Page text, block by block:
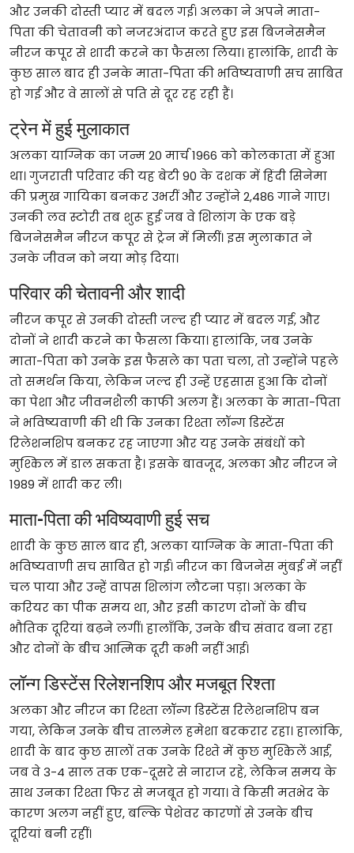
और उनकी दोस्ती प्यार में बदल गई। अलका ने अपने माता-
पिता की चेतावनी को नजरअंदाज करते हुए इस बिजनेसमैन
नीरज कपूर से शादी करने का फैसला लिया। हालांकि, शादी के
कुछ साल बाद ही उनके माता-पिता की भविष्यवाणी सच साबित
हो गई और वे सालों से पति से दूर रह रही हैं।
ट्रेन में हुई मुलाकात
अलका याग्निक का जन्म 20 मार्च 1966 को कोलकाता में हुआ
था। गुजराती परिवार की यह बेटी 90 के दशक में हिंदी सिनेमा
की प्रमुख गायिका बनकर उभरीं और उन्होंने 2,486 गाने गाए।
उनकी लव स्टोरी तब शुरू हुई जब वे शिलांग के एक बड़े
बिजनेसमैन नीरज कपूर से ट्रेन में मिलीं। इस मुलाकात ने
उनके जीवन को नया मोड़ दिया।
परिवार की चेतावनी और शादी
नीरज कपूर से उनकी दोस्ती जल्द ही प्यार में बदल गई, और
दोनों ने शादी करने का फैसला किया। हालांकि, जब उनके
माता-पिता को उनके इस फैसले का पता चला, तो उन्होंने पहले
तो समर्थन किया, लेकिन जल्द ही उन्हें एहसास हुआ कि दोनों
का पेशा और जीवनशैली काफी अलग हैं। अलका के माता-पिता
ने भविष्यवाणी की थी कि उनका रिश्ता लॉन्ग डिस्टेंस
रिलेशनशिप बनकर रह जाएगा और यह उनके संबंधों को
मुश्किल में डाल सकता है। इसके बावजूद, अलका और नीरज ने
1989 में शादी कर ली।
माता-पिता की भविष्यवाणी हुई सच
शादी के कुछ साल बाद ही, अलका याग्निक के माता-पिता की
भविष्यवाणी सच साबित हो गई। नीरज का बिजनेस मुंबई में नहीं
चल पाया और उन्हें वापस शिलांग लौटना पड़ा। अलका के
करियर का पीक समय था, और इसी कारण दोनों के बीच
भौतिक दूरियां बढ़ने लगीं। हालाँकि, उनके बीच संवाद बना रहा
और दोनों के बीच आत्मिक दूरी कभी नहीं आई।
लॉन्ग डिस्टेंस रिलेशनशिप और मजबूत रिश्ता
अलका और नीरज का रिश्ता लॉन्ग डिस्टेंस रिलेशनशिप बन
गया, लेकिन उनके बीच तालमेल हमेशा बरकरार रहा। हालांकि,
शादी के बाद कुछ सालों तक उनके रिश्ते में कुछ मुश्किलें आईं,
जब वे 3-4 साल तक एक-दूसरे से नाराज रहे, लेकिन समय के
साथ उनका रिश्ता फिर से मजबूत हो गया। वे किसी मतभेद के
कारण अलग नहीं हुए, बल्कि पेशेवर कारणों से उनके बीच
दूरियां बनी रहीं।